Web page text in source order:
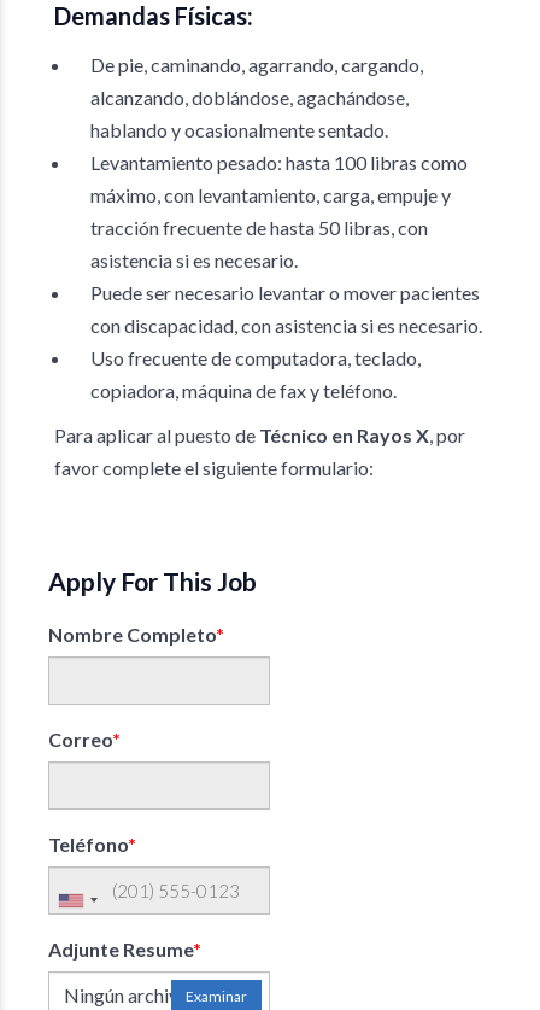
Demandas Físicas:
De pie, caminando, agarrando, cargando,
alcanzando, doblándose, agachándose,
hablando y ocasionalmente sentado.
Levantamiento pesado: hasta 100 libras como
máximo, con levantamiento, carga, empuje y
tracción frecuente de hasta 50 libras, con
asistencia si es necesario.
Puede ser necesario levantar o mover pacientes
con discapacidad, con asistencia si es necesario.
Uso frecuente de computadora, teclado,
copiadora, máquina de fax y teléfono.
Para aplicar al puesto de Técnico en Rayos X, por
favor complete el siguiente formulario:
Apply For This Job
Nombre Completo*
Correo*
Teléfono*
Adjunte Resume*
Ningún archivo elegido
Examinar